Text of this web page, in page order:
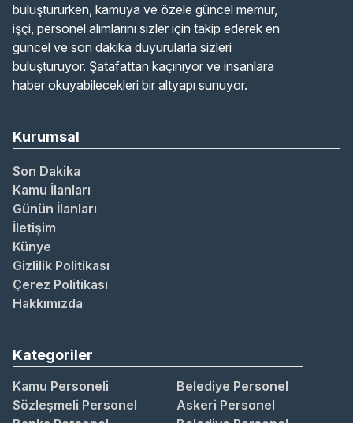
buluştururken, kamuya ve özele güncel memur,
işçi, personel alımlarını sizler için takip ederek en
güncel ve son dakika duyurularla sizleri
buluşturuyor. Şatafattan kaçınıyor ve insanlara
haber okuyabilecekleri bir altyapı sunuyor.
Kurumsal
Son Dakika
Kamu İlanları
Günün İlanları
İletişim
Künye
Gizlilik Politikası
Çerez Politikası
Hakkımızda
Kategoriler
Kamu Personeli
Belediye Personel
Sözleşmeli Personel
Askeri Personel